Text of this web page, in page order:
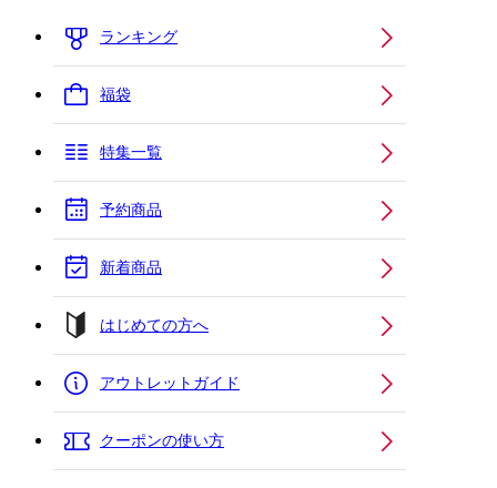
ランキング
福袋
特集一覧
予約商品
新着商品
はじめての方へ
アウトレットガイド
クーポンの使い方